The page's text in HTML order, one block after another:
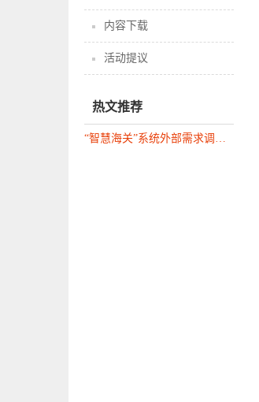
内容下载
活动提议
热文推荐
“智慧海关”系统外部需求调研问卷（企业部分）